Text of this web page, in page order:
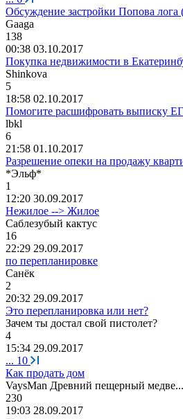
Обсуждение застройки Попова лога
Gaaga
138
00:38 03.10.2017
Покупка недвижимости в
Shinkova
5
18:58 02.10.2017
Помогите расшифровать выписку
lbkl
6
21:58 01.10.2017
Разрешение опеки на продажу
*Эльф*
1
12:20 30.09.2017
Нежилое --> Жилое
Саблезубый кактус
16
22:29 29.09.2017
по перепланировке
Cанёк
2
20:32 29.09.2017
Это перепланировка или нет?
Зачем ты достал свой пистолет?
4
15:34 29.09.2017
... 10
Как продать дом
VaysMan Древний пещерный медве...
230
19:03 28.09.2017